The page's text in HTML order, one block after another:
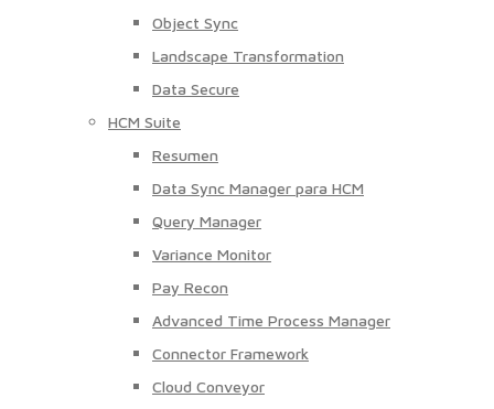
Object Sync
Landscape Transformation
Data Secure
HCM Suite
Resumen
Data Sync Manager para HCM
Query Manager
Variance Monitor
Pay Recon
Advanced Time Process Manager
Connector Framework
Cloud Conveyor